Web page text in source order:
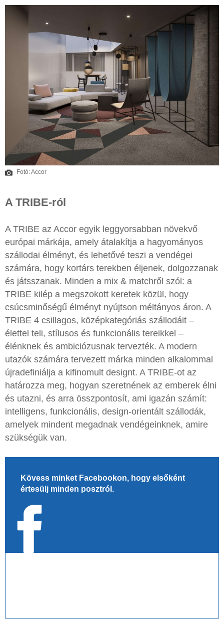
Fotó: Accor
A TRIBE-ról
A TRIBE az Accor egyik leggyorsabban növekvő
európai márkája, amely átalakítja a hagyományos
szállodai élményt, és lehetővé teszi a vendégei
számára, hogy kortárs terekben éljenek, dolgozzanak
és játsszanak. Minden a mix & matchről szól: a
TRIBE kilép a megszokott keretek közül, hogy
csúcsminőségű élményt nyújtson méltányos áron. A
TRIBE 4 csillagos, középkategóriás szállodáit –
élettel teli, stílusos és funkcionális tereikkel –
élénknek és ambiciózusnak tervezték. A modern
utazók számára tervezett márka minden alkalommal
újradefiniálja a kifinomult designt. A TRIBE-ot az
határozza meg, hogyan szeretnének az emberek élni
és utazni, és arra összpontosít, ami igazán számít:
intelligens, funkcionális, design-orientált szállodák,
amelyek mindent megadnak vendégeinknek, amire
szükségük van.
Kövess minket Facebookon, hogy elsőként
értesülj minden posztról.